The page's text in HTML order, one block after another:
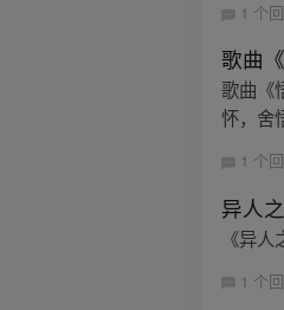
1 个
歌曲
歌曲《
怀，舍
1 个
异人
《异
1 个